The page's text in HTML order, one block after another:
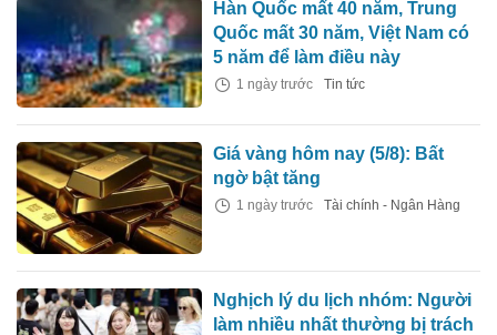
Hàn Quốc mất 40 năm, Trung
Quốc mất 30 năm, Việt Nam có
5 năm để làm điều này
1 ngày trước Tin tức
Giá vàng hôm nay (5/8): Bất
ngờ bật tăng
1 ngày trước Tài chính - Ngân Hàng
Nghịch lý du lịch nhóm: Người
làm nhiều nhất thường bị trách